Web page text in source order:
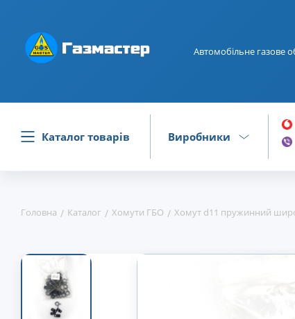
Автомобільне газове
Каталог товарів Виробники
Головна Каталог Хомути ГБО Хомут d11 пружинний